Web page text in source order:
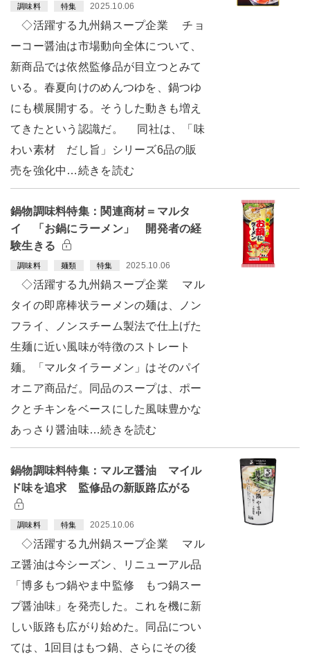
調味料 特集 2025.10.06
◇活躍する九州鍋スープ企業 チョ
ーコー醤油は市場動向全体について、
新商品では依然監修品が目立つとみて
いる。春夏向けのめんつゆを、鍋つゆ
にも横展開する。そうした動きも増え
てきたという認識だ。 同社は、「味
わい素材 だし旨」シリーズ6品の販
売を強化中…続きを読む
鍋物調味料特集：関連商材＝マルタ
イ 「お鍋にラーメン」 開発者の経
験生きる
調味料 麺類 特集 2025.10.06
◇活躍する九州鍋スープ企業 マル
タイの即席棒状ラーメンの麺は、ノン
フライ、ノンスチーム製法で仕上げた
生麺に近い風味が特徴のストレート
麺。「マルタイラーメン」はそのパイ
オニア商品だ。同品のスープは、ポー
クとチキンをベースにした風味豊かな
あっさり醤油味…続きを読む
鍋物調味料特集：マルヱ醤油 マイル
ド味を追求 監修品の新販路広がる
調味料 特集 2025.10.06
◇活躍する九州鍋スープ企業 マル
ヱ醤油は今シーズン、リニューアル品
「博多もつ鍋やま中監修 もつ鍋スー
プ醤油味」を発売した。これを機に新
しい販路も広がり始めた。同品につい
ては、1回目はもつ鍋、さらにその後